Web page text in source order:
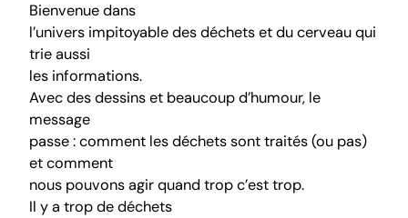
Bienvenue dans
l’univers impitoyable des déchets et du cerveau qui
trie aussi
les informations.
Avec des dessins et beaucoup d’humour, le
message
passe : comment les déchets sont traités (ou pas)
et comment
nous pouvons agir quand trop c’est trop.
Il y a trop de déchets